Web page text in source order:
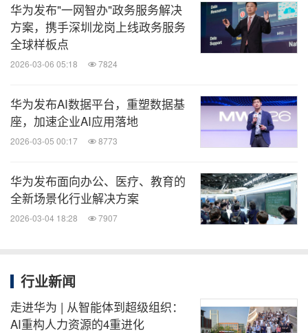
华为发布"一网智办"政务服务解决
方案，携手深圳龙岗上线政务服务
全球样板点
2026-03-06 05:18 7824
华为发布AI数据平台，重塑数据基
座，加速企业AI应用落地
2026-03-05 00:17 8773
华为发布面向办公、医疗、教育的
全新场景化行业解决方案
2026-03-04 18:28 7907
行业新闻
走进华为 | 从智能体到超级组织：
AI重构人力资源的4重进化